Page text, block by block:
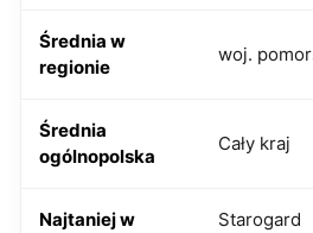
Średnia w
regionie
woj.
Średnia
ogólnopolska
Cały kraj
Najtaniej w
Starogard